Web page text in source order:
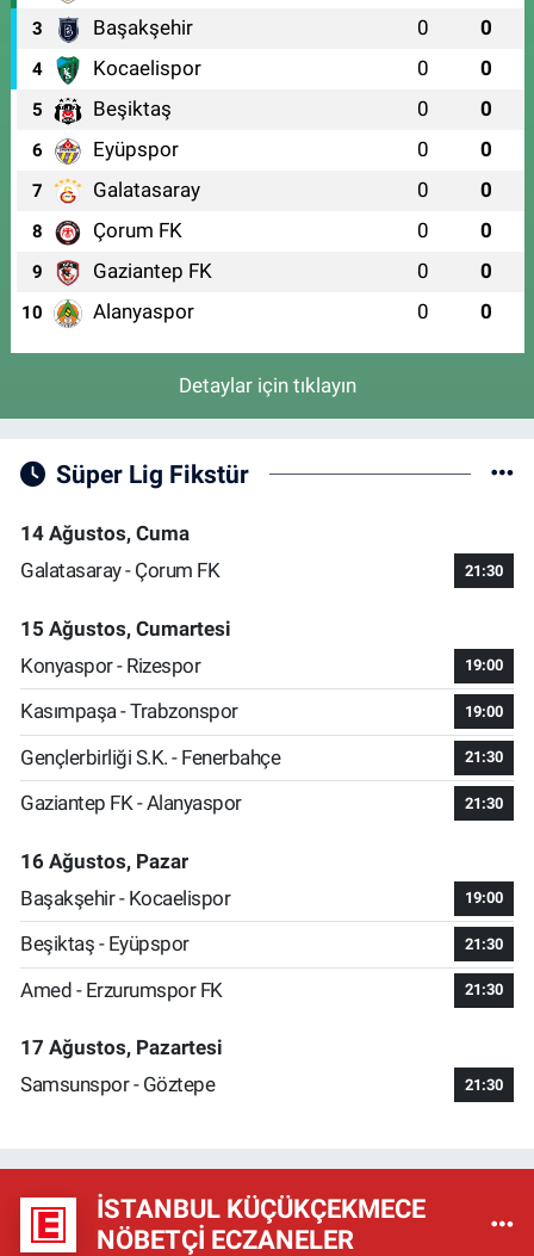
3 Başakşehir 0 0
4 Kocaelispor 0 0
5 Beşiktaş 0 0
6 Eyüpspor 0 0
7 Galatasaray 0 0
8 Çorum FK 0 0
9 Gaziantep FK 0 0
10 Alanyaspor 0 0
Detaylar için tıklayın
Süper Lig Fikstür
14 Ağustos, Cuma
Galatasaray - Çorum FK
21:30
15 Ağustos, Cumartesi
Konyaspor - Rizespor
19:00
Kasımpaşa - Trabzonspor 19:00
Gençlerbirliği S.K. - Fenerbahçe 21:30
Gaziantep FK - Alanyaspor 21:30
16 Ağustos, Pazar
Başakşehir - Kocaelispor
19:00
Beşiktaş - Eyüpspor 21:30
Amed - Erzurumspor FK 21:30
17 Ağustos, Pazartesi
Samsunspor - Göztepe
21:30
İSTANBUL KÜÇÜKÇEKMECE
NÖBETÇI ECZANELER